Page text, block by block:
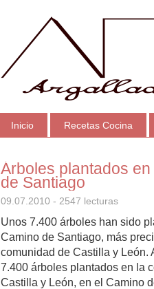
Inicio Recetas Cocina
Árboles plantados
de Santiago
09.07.2010 - 2547 lecturas
Unos 7.400 árboles han sido
Camino de Santiago, más
comunidad de Castilla y León.
7.400 árboles plantados en la
Castilla y León, en el Camino